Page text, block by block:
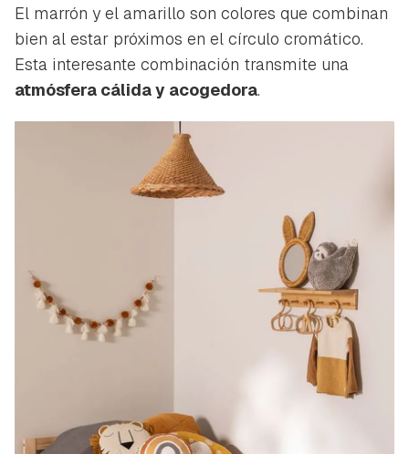
El marrón y el amarillo son colores que combinan
bien al estar próximos en el círculo cromático.
Esta interesante combinación transmite una
atmósfera cálida y acogedora.